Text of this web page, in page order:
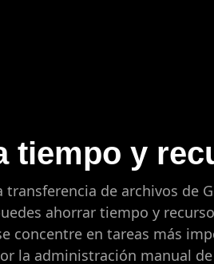
tiempo y
de archivos de
ahorrar tiempo y
concentre en tareas más
la administración manual